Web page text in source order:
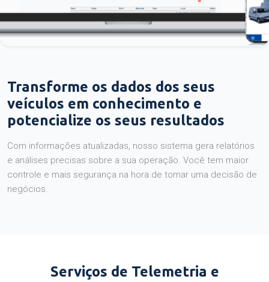
Transforme os dados dos seus
veículos em conhecimento e
potencialize os seus resultados
Com informações atualizadas, nosso sistema gera relatórios
e análises precisas sobre a sua operação. Você tem maior
controle e mais segurança na hora de tomar uma decisão de
negócios.
Serviços de Telemetria e